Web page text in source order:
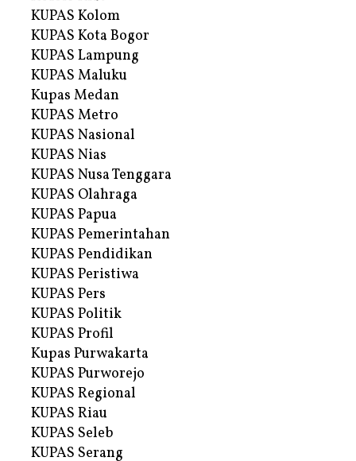
KUPAS Kolom
KUPAS Kota Bogor
KUPAS Lampung
KUPAS Maluku
Kupas Medan
KUPAS Metro
KUPAS Nasional
KUPAS Nias
KUPAS Nusa Tenggara
KUPAS Olahraga
KUPAS Papua
KUPAS Pemerintahan
KUPAS Pendidikan
KUPAS Peristiwa
KUPAS Pers
KUPAS Politik
KUPAS Profil
Kupas Purwakarta
KUPAS Purworejo
KUPAS Regional
KUPAS Riau
KUPAS Seleb
KUPAS Serang